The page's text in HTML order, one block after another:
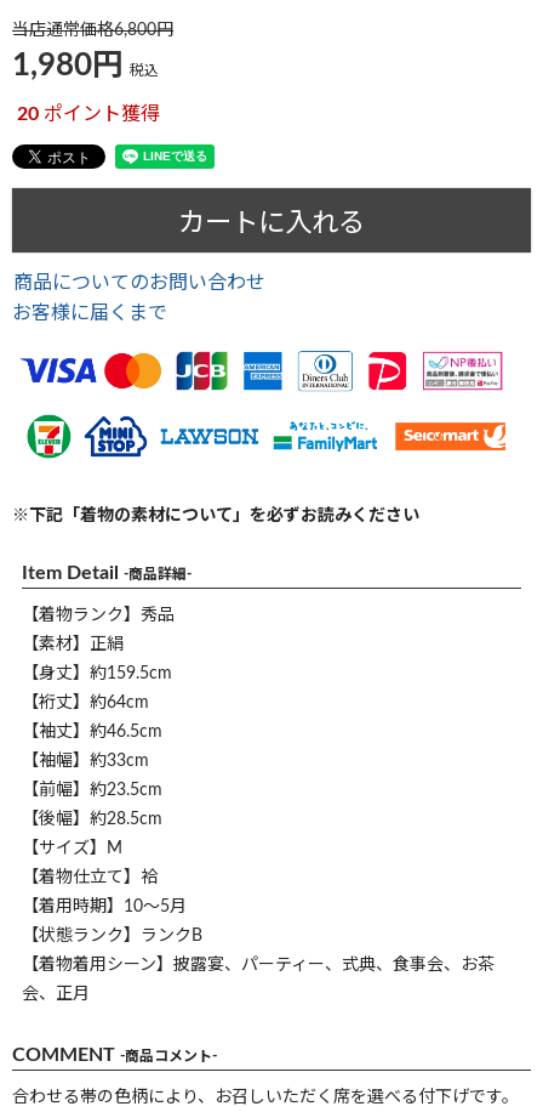
当店通常価格6,800
1,980 税込
20 ポイント獲得
カートに入れる
商品についてのお問い合わせ
お客様に届くまで
※下記「着物の素材について」を必ずお読みください
Item Detail -商品詳細-
【着物ランク】秀品
【素材】正絹
【身丈】約159.5cm
【裄丈】約64cm
【袖丈】約46.5cm
【袖幅】約33cm
【前幅】約23.5cm
【後幅】約28.5cm
【サイズ】M
【着物仕立て】袷
【着用時期】10～5月
【状態ランク】ランクB
【着物着用シーン】披露宴、パーティー、式典、食事会、お茶
会、正月
COMMENT -商品コメント-
合わせる帯の色柄により、お召しいただく席を選べる付下げです。